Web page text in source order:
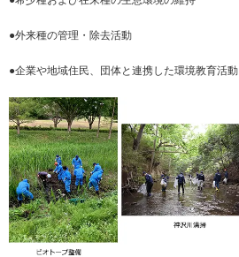
●外来種の管理・除去活動
●企業や地域住民、団体と連携した環境教育活動